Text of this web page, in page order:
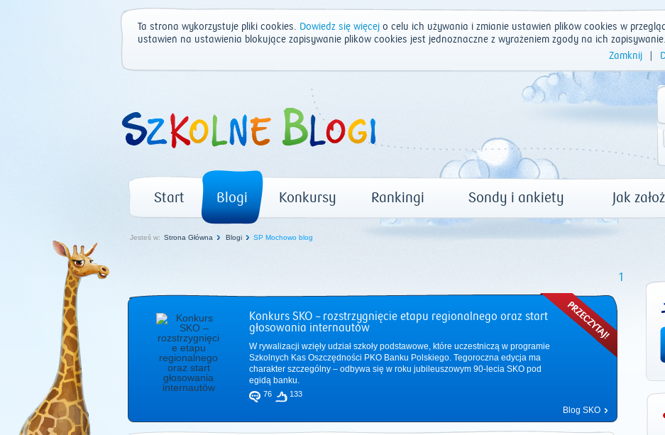
Ta strona wykorzystuje pliki cookies. Dowiedz się więcejo celu ich używania i zmianie ustawień plików cookies w
ustawień na ustawienia blokujące zapisywanie plików cookies jest jednoznaczne z wyrażeniem zgody na ich zapisywanie.
Zamknij
Start Blogi Konkursy Rankingi Sondy i ankiety Jak
Jesteś w: Strona Główna Blogi SP Mochowo blog
1
Konkurs SKO – rozstrzygnięcie etapu regionalnego oraz start
głosowania internautów
W rywalizacji wzięły udział szkoły podstawowe, które uczestniczą w programie
Szkolnych Kas Oszczędności PKO Banku Polskiego. Tegoroczna edycja ma
charakter szczególny – odbywa się w roku jubileuszowym 90-lecia SKO pod
egidą banku.
76 133
Blog SKO